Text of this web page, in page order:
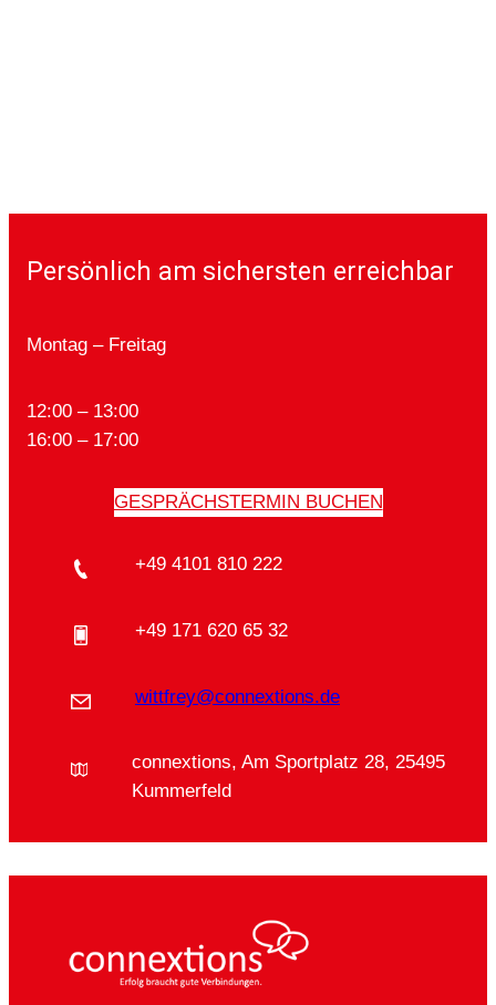
Persönlich am sichersten erreichbar
Montag – Freitag
12:00 – 13:00
16:00 – 17:00
GESPRÄCHSTERMIN BUCHEN
+49 4101 810 222
+49 171 620 65 32
wittfrey@connextions.de
connextions, Am Sportplatz 28, 25495
Kummerfeld